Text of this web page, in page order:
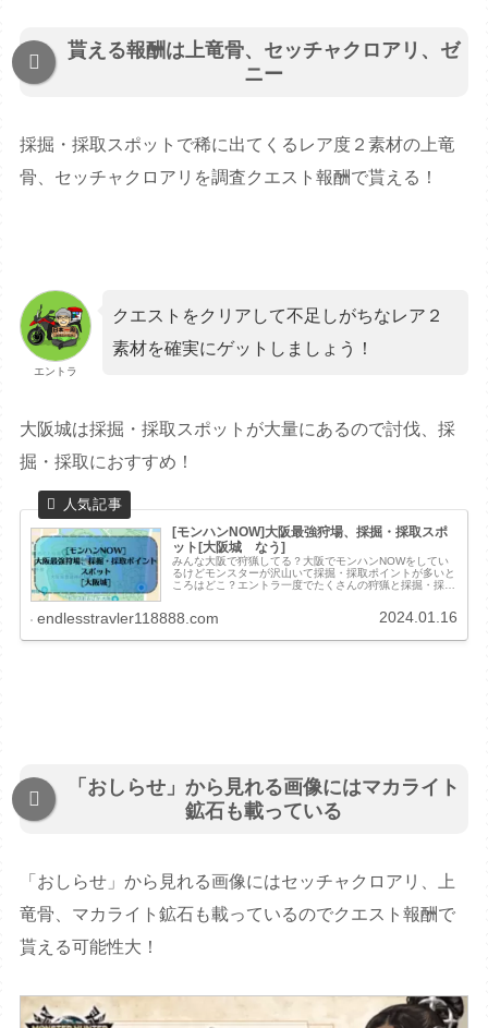
貰える報酬は上竜骨、セッチャクロアリ、ゼ
ニー
採掘・採取スポットで稀に出てくるレア度２素材の上竜
骨、セッチャクロアリを調査クエスト報酬で貰える！
エントラ
クエストをクリアして不足しがちなレア２
素材を確実にゲットしましょう！
大阪城は採掘・採取スポットが大量にあるので討伐、採
掘・採取におすすめ！
[モンハンNOW]大阪最強狩場、採掘・採取スポ
ット[大阪城 なう]
みんな大阪で狩猟してる？大阪でモンハンNOWをしてい
るけどモンスターが沢山いて採掘・採取ポイントが多いと
ころはどこ？エントラ一度でたくさんの狩猟と採掘・採取
endlesstravler118888.com 2024.01.16
「おしらせ」から見れる画像にはマカライト
鉱石も載っている
「おしらせ」から見れる画像にはセッチャクロアリ、上
竜骨、マカライト鉱石も載っているのでクエスト報酬で
貰える可能性大！